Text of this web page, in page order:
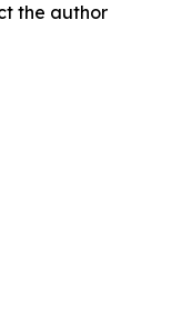
the author